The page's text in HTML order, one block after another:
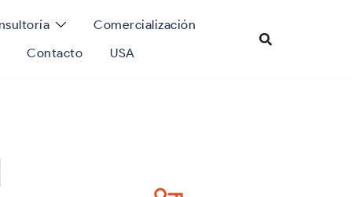
Comercialización
Contacto USA